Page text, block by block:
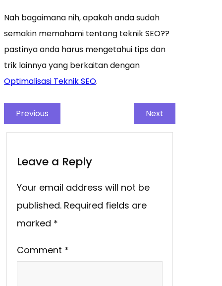
Nah bagaimana nih, apakah anda sudah
semakin memahami tentang teknik SEO??
pastinya anda harus mengetahui tips dan
trik lainnya yang berkaitan dengan
Optimalisasi Teknik SEO.
Previous Next
Leave a Reply
Your email address will not be
published. Required fields are
marked *
Comment *